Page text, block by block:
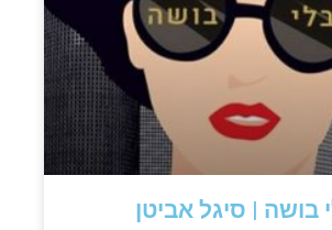
בושה | סיגל אביטן